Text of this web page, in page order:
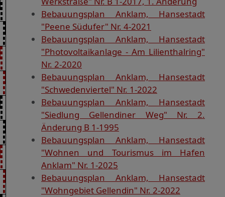
Bebauungsplan Anklam, Hansestadt
"Peene Südufer" Nr. 4-2021
Bebauungsplan Anklam, Hansestadt
"Photovoltaikanlage - Am Lilienthalring"
Nr. 2-2020
Bebauungsplan Anklam, Hansestadt
"Schwedenviertel" Nr. 1-2022
Bebauungsplan Anklam, Hansestadt
"Siedlung Gellendiner Weg" Nr. 2.
Änderung B 1-1995
Bebauungsplan Anklam, Hansestadt
"Wohnen und Tourismus im Hafen
Anklam" Nr. 1-2025
Bebauungsplan Anklam, Hansestadt
"Wohngebiet Gellendin" Nr. 2-2022